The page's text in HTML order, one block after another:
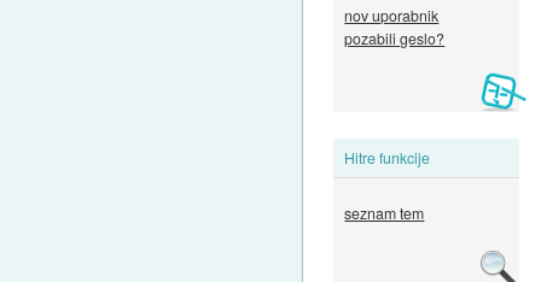
nov uporabnik
pozabili geslo?
Hitre funkcije
seznam tem